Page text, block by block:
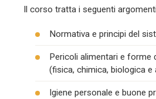
Il corso tratta i seguenti
Normativa e principi del
Pericoli alimentari e forme
(fisica, chimica, biologica e
Igiene personale e buone